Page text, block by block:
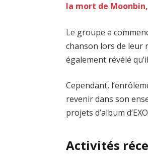
la mort de
Le groupe a
chanson lors de leur
également révélé
Cependant,
revenir dans son
projets d’album
Activités